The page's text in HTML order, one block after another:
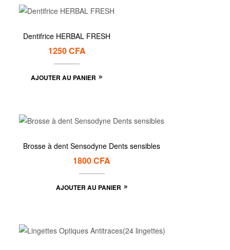
Dentifrice HERBAL FRESH
1250CFA
AJOUTER AU PANIER
Brosse à dent Sensodyne Dents sensibles
1800CFA
AJOUTER AU PANIER